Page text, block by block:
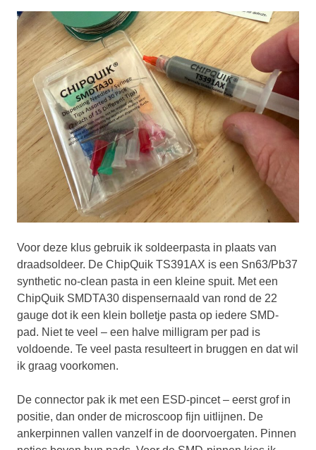
Voor deze klus gebruik ik soldeerpasta in plaats van
draadsoldeer. De ChipQuik TS391AX is een Sn63/Pb37
synthetic no-clean pasta in een kleine spuit. Met een
ChipQuik SMDTA30 dispensernaald van rond de 22
gauge dot ik een klein bolletje pasta op iedere SMD-
pad. Niet te veel – een halve milligram per pad is
voldoende. Te veel pasta resulteert in bruggen en dat wil
ik graag voorkomen.
De connector pak ik met een ESD-pincet – eerst grof in
positie, dan onder de microscoop fijn uitlijnen. De
ankerpinnen vallen vanzelf in de doorvoergaten. Pinnen